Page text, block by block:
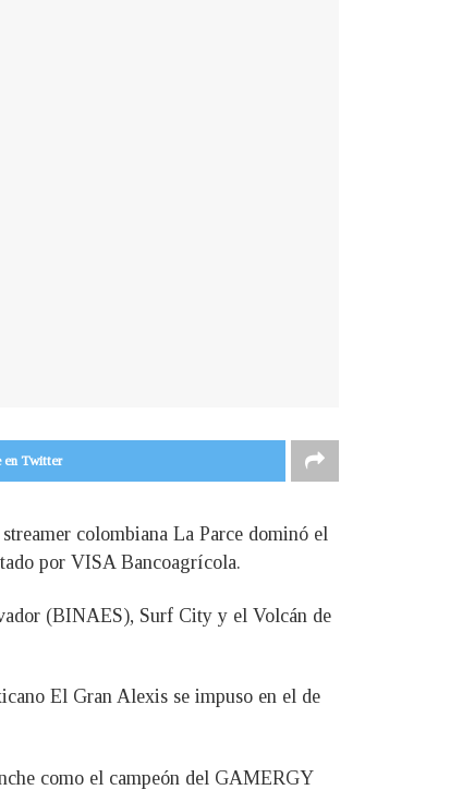
en Twitter
colombiana La Parce dominó el
por VISA Bancoagrícola.
(BINAES), Surf City y el Volcán de
El Gran Alexis se impuso en el de
como el campeón del GAMERGY